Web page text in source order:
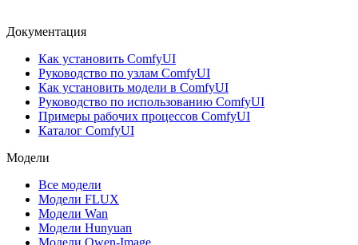
Документация
Как установить ComfyUI
Руководство по узлам ComfyUI
Как установить модели в ComfyUI
Руководство по использованию ComfyUI
Примеры рабочих процессов ComfyUI
Каталог ComfyUI
Модели
Все модели
Модели FLUX
Модели Wan
Модели Hunyuan
Модели Qwen-Image